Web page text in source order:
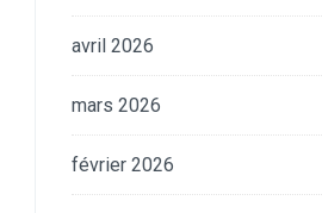
avril 2026
mars 2026
février 2026